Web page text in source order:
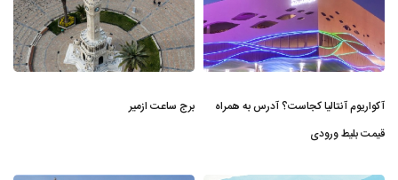
آکواریوم آنتالیا کجاست؟ آدرس به همراه
قیمت بلیط ورودی
برج ساعت ازمیر